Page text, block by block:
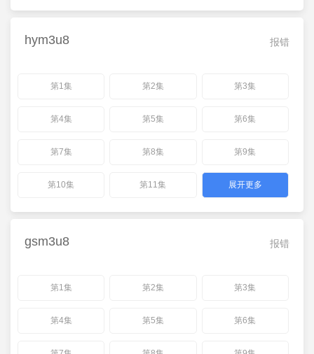
报错
hym3u8
第1集 第2集 第3集
第4集 第5集 第6集
第7集 第8集 第9集
第10集 第11集 展开更多
报错
gsm3u8
第1集 第2集 第3集
第4集 第5集 第6集